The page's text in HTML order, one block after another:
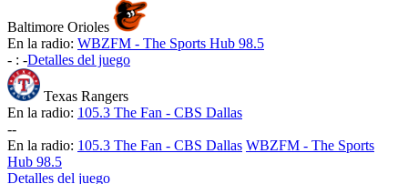
Baltimore Orioles
En la radio: WBZFM - The Sports Hub 98.5
- : -Detalles del juego
Texas Rangers
En la radio: 105.3 The Fan - CBS Dallas
--
En la radio: 105.3 The Fan - CBS Dallas WBZFM - The Sports
Hub 98.5
Detalles del juego